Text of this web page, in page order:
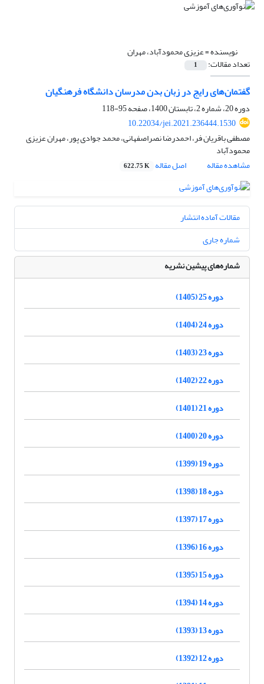
نویسنده =عزیزی محمودآباد، مهران
تعداد مقالات: 1
گفتمان‌های رایج در زبان بدن مدرسان دانشگاه فرهنگیان
دوره 20، شماره 2، تابستان 1400، صفحه
95-118
10.22034/jei.2021.236444.1530
مصطفی باقریان فر، احمدرضا نصراصفهانی، محمد جوادی پور، مهران عزیزی
محمودآباد
مشاهده مقاله
اصل مقاله 622.75 K
مقالات آماده انتشار
شماره جاری
شماره‌های پیشین نشریه
دوره 25 (1405)
دوره 24 (1404)
دوره 23 (1403)
دوره 22 (1402)
دوره 21 (1401)
دوره 20 (1400)
دوره 19 (1399)
دوره 18 (1398)
دوره 17 (1397)
دوره 16 (1396)
دوره 15 (1395)
دوره 14 (1394)
دوره 13 (1393)
دوره 12 (1392)